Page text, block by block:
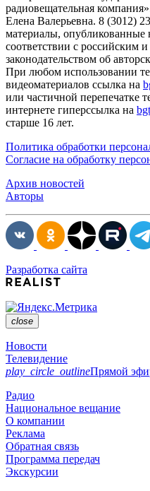
радиовещательная
Елена Валерьевна. 8 (3012)
материалы, опубликованные
соответствии с российским
законодательством об
При любом использовании
видеоматериалов ссылка на
или частичной перепечатке
интернете гиперссылка на
старше 16 лет.
Политика обработки
Согласие на обработку
Архив новостей
Авторы
Разработка сайта
close
Новости
Телевидение
play_circle_outlineПрямой
Радио
Национальное вещание
О компании
Реклама
Обратная связь
Программа передач
Экскурсии